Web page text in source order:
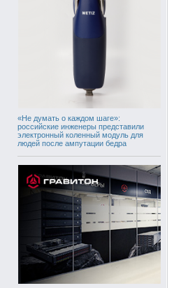
«Не думать о каждом шаге»:
российские инженеры представили
электронный коленный модуль для
людей после ампутации бедра